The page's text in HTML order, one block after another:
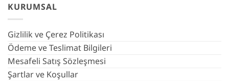
KURUMSAL
Gizlilik ve Çerez Politikası
Ödeme ve Teslimat Bilgileri
Mesafeli Satış Sözleşmesi
Şartlar ve Koşullar